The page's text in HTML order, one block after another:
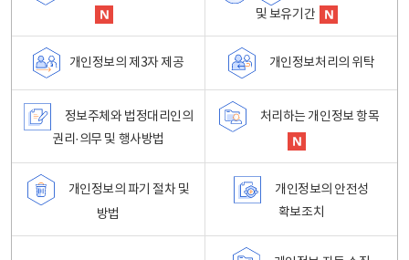
및 보유기간
개인정보의 제3자 제공 개인정보처리의 위탁
정보주체와 법정대리인의
권리·의무 및 행사방법
처리하는 개인정보 항목
개인정보의 파기 절차 및
방법
개인정보의 안전성
확보조치